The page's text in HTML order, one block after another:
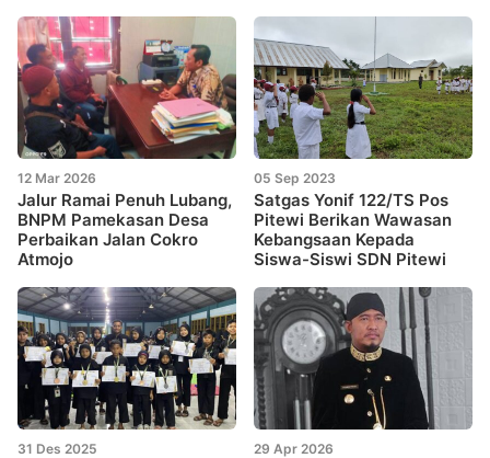
12 Mar 2026
Jalur Ramai Penuh Lubang,
BNPM Pamekasan Desa
Perbaikan Jalan Cokro
Atmojo
05 Sep 2023
Satgas Yonif 122/TS Pos
Pitewi Berikan Wawasan
Kebangsaan Kepada
Siswa-Siswi SDN Pitewi
31 Des 2025 29 Apr 2026